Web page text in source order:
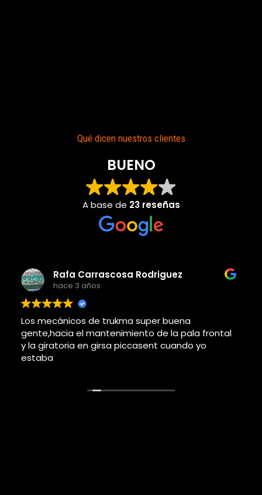
Qué dicen nuestros clientes
BUENO
A base de 23 reseñas
Adolfo j llorems pastor
hace 4 años
Este usuario solo dejó una calificación.